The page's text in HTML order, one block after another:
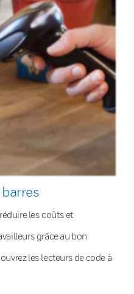
les coûts et
grâce au bon
les lecteurs de code à